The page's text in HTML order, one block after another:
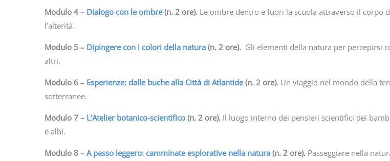
Modulo 4 – Dialogo con le ombre(n. 2 ore). Le ombre dentro e fuori la scuola attraverso il corpo
l’alterità.
Modulo 5 – Dipingere con i colori della natura (n. 2 ore). Gli elementi della natura per percepirsi
altri.
Modulo 6 – Esperienze: dalle buche alla Città di Atlantide(n. 2 ore). Un viaggio nel mondo della
sotterranee.
Modulo 7 – L’Atelier botanico-scientifico (n. 2 ore). Il luogo interno dei pensieri scientifici dei
e albi.
Modulo 8 – A passo leggero: camminate esplorative nella natura (n. 2 ore). Passeggiare nella